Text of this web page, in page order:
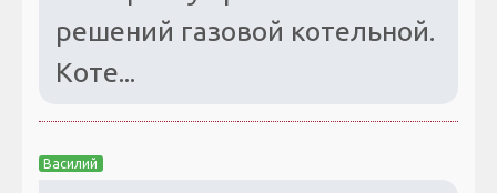
решений газовой котельной.
Коте...
Василий